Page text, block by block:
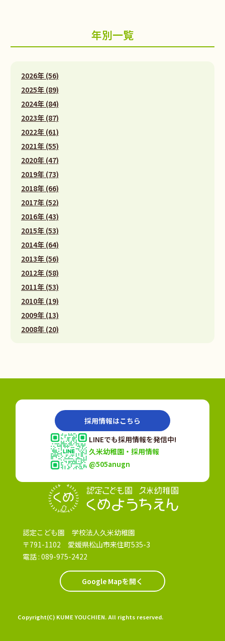
年別一覧
2026年 (56)
2025年 (89)
2024年 (84)
2023年 (87)
2022年 (61)
2021年 (55)
2020年 (47)
2019年 (73)
2018年 (66)
2017年 (52)
2016年 (43)
2015年 (53)
2014年 (64)
2013年 (56)
2012年 (58)
2011年 (53)
2010年 (19)
2009年 (13)
2008年 (20)
認定こども園 学校法人久米幼稚園
〒791-1102 愛媛県松山市来住町535-3
電話 : 089-975-2422
Google Mapを開く
採用情報はこちら
LINEでも採用情報を発信中!
久米幼稚園・採用情報
@505anugn
Copyright(C) KUME YOUCHIEN. All rights reserved.